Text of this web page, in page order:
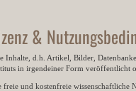
&
Inhalte, d.h. Artikel, Bilder,
in irgendeiner Form veröffentlicht
freie und kostenfreie wissenschaftliche